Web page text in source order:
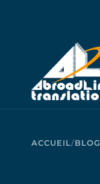
ACCUEIL/BLOG